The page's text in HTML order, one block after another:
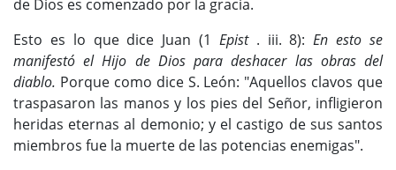
de Dios es comenzado por la gracia.
Esto es lo que dice Juan (1 Epist. iii. 8):En esto se
manifestó el Hijo de Dios para deshacer las obras del
diablo. Porque como dice S. León: "Aquellos clavos que
traspasaron las manos y los pies del Señor, infligieron
heridas eternas al demonio; y el castigo de sus santos
miembros fue la muerte de las potencias enemigas".